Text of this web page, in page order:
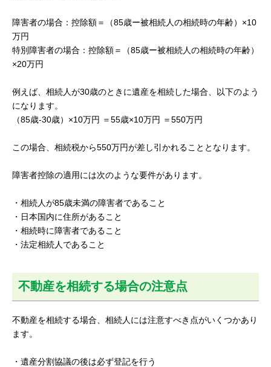
障害者の場合：控除額＝（85歳ー被相続人の相続時の年齢）×10
万円
特別障害者の場合：控除額＝（85歳ー被相続人の相続時の年齢）
×20万円
例えば、相続人が30歳のときに遺産を相続した場合、以下のよう
になります。
（85歳-30歳）×10万円 ＝55歳×10万円 ＝550万円
この場合、相続税から550万円が差し引かれることとなります。
障害者控除の適用には次のような要件があります。
・相続人が85歳未満の障害者であること
・日本国内に住所があること
・相続時に障害者であること
・法定相続人であること
不動産を相続する場合の注意点
不動産を相続する場合、相続人には注意すべき点がいくつかあり
ます。
・遺産分割協議の後は必ず登記を行う